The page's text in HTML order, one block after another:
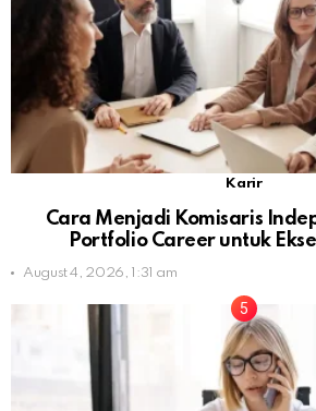
Karir
Cara Menjadi Komisaris
Portfolio Career untuk
August 4, 2026, 1:31 am